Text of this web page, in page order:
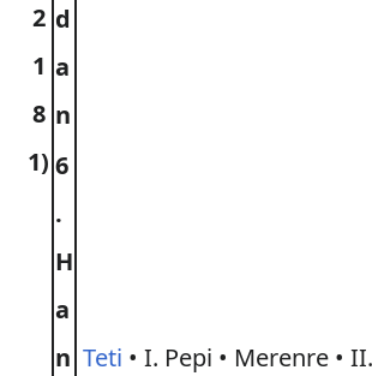
2
1
8
1)
d
a
n
6
.
H
a
n Teti • I. Pepi • Merenre •